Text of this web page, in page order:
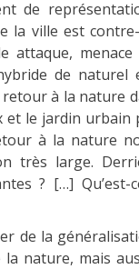
de
la ville est
attaque,
de
à la nature
et le jardin urbain
à la nature
très large.
? […] Qu’est-
de la
nature, mais